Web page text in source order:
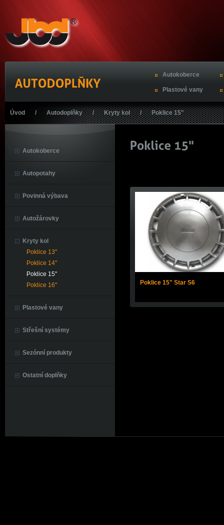
Autokoberce
Plastové vany
Úvod / Autodoplňky / Kryty kol / Poklice 15"
Autokoberce
Autopotahy
Povinná výbava
Autožárovky
Kryty kol
Poklice 13"
Poklice 14"
Poklice 15"
Poklice 16"
Plastové vany
Střešní systémy
Sezónní produkty
Ostatní doplňky
Poklice 15" Star S6